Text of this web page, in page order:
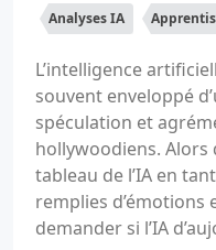
Analyses IA
L’intelligence
souvent enveloppé
spéculation et
hollywoodiens. Alors
tableau de l’IA en
remplies d’émotions
demander si l’IA